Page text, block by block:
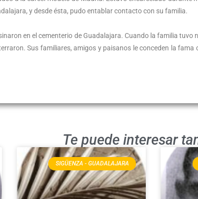
y desde ésta, pudo entablar contacto con su familia.
en el cementerio de Guadalajara. Cuando la familia tuvo
Sus familiares, amigos y paisanos le conceden la fama
Te puede interesar
SIGÜENZA - GUADALAJARA